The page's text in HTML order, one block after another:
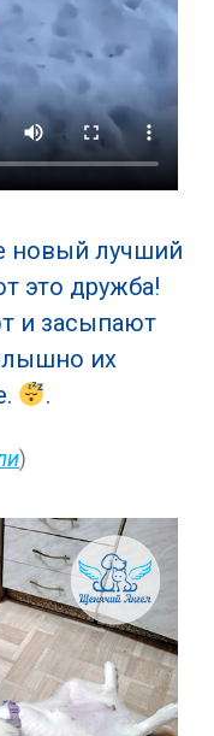
новый лучший
это дружба!
и засыпают
их
.
)